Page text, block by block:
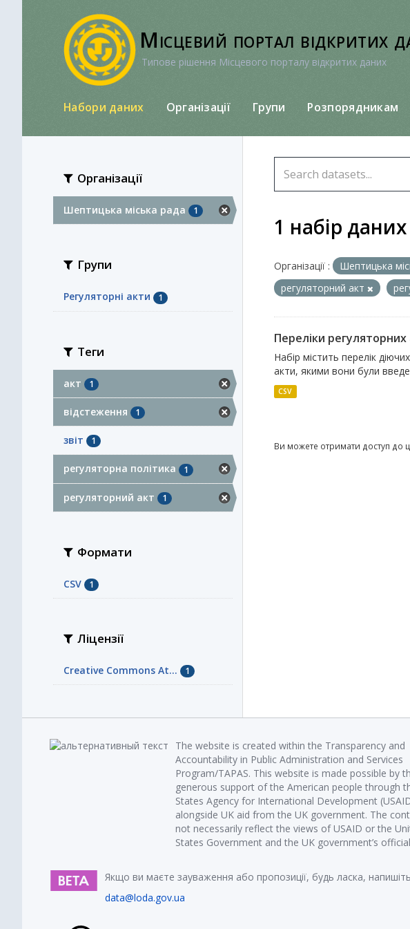
Місцевий портал відкритих
Типове рішення Місцевого порталу відкритих даних
Набори даних Організації Групи Розпорядникам
Організації
Шептицька міська рада 1
Групи
Регуляторні акти 1
Теги
акт 1
відстеження 1
звіт 1
регуляторна політика 1
регуляторний акт 1
Формати
CSV 1
Ліцензії
Creative Commons At... 1
1 набір
Організації : Шептицька
регуляторний акт
Переліки
Набір містить перелік
акти, якими вони були
CSV
Ви можете отримати доступ до
The website is created within the Transparency and
Accountability in Public Administration and Services
Program/TAPAS. This website is made possible by
generous support of the American people through
States Agency for International Development
alongside UK aid from the UK government. The
not necessarily reflect the views of USAID or the
States Government and the UK government’s
Якщо ви маєте зауваження або пропозиції, будь ласка,
data@loda.gov.ua